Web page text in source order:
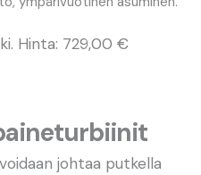
Hinta: 729,00 €
johtaa putkella